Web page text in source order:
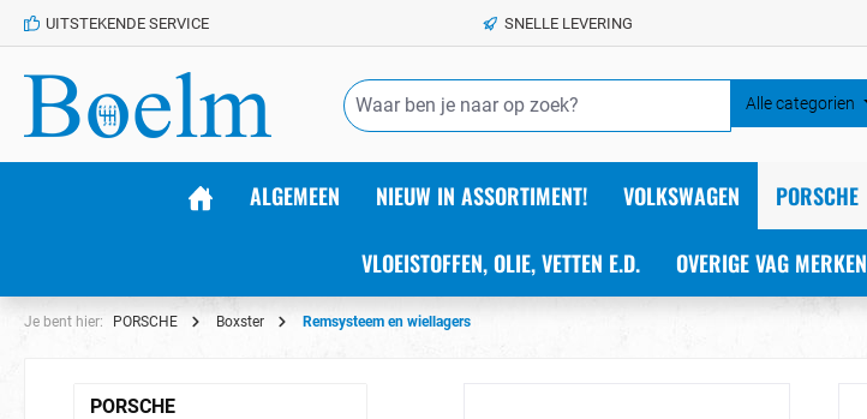
hoofdinhoud
UITSTEKENDE SERVICE SNELLE LEVERING
Alle categorien
ALGEMEEN NIEUW IN ASSORTIMENT! VOLKSWAGEN PORSCHE
VLOEISTOFFEN, OLIE, VETTEN E.D. OVERIGE VAG MERKEN
Je bent hier: PORSCHE Boxster Remsysteem en wiellagers
PORSCHE